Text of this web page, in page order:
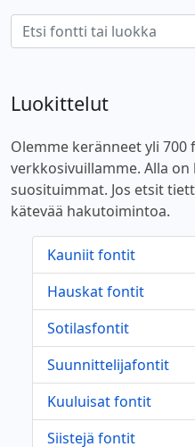
Luokittelut
Olemme keränneet yli
verkkosivuillamme. Alla
suosituimmat. Jos etsit
kätevää hakutoimintoa.
Kauniit fontit
Hauskat fontit
Sotilasfontit
Suunnittelijafontit
Kuuluisat fontit
Siistejä fontit